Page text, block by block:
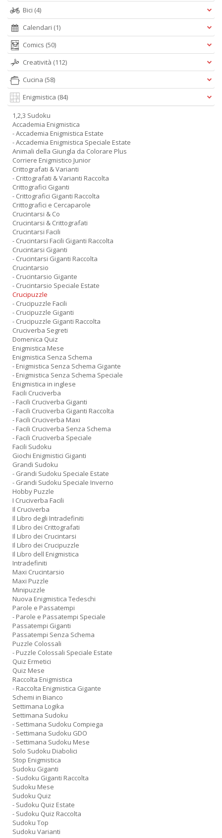
Bici (4)
Calendari (1)
Comics (50)
Creatività (112)
Cucina (58)
Enigmistica (84)
1,2,3 Sudoku
Accademia Enigmistica
- Accademia Enigmistica Estate
- Accademia Enigmistica Speciale Estate
Animali della Giungla da Colorare Plus
Corriere Enigmistico Junior
Crittografati & Varianti
- Crittografati & Varianti Raccolta
Crittografici Giganti
- Crittografici Giganti Raccolta
Crittografici e Cercaparole
Crucintarsi & Co
Crucintarsi & Crittografati
Crucintarsi Facili
- Crucintarsi Facili Giganti Raccolta
Crucintarsi Giganti
- Crucintarsi Giganti Raccolta
Crucintarsio
- Crucintarsio Gigante
- Crucintarsio Speciale Estate
Crucipuzzle
- Crucipuzzle Facili
- Crucipuzzle Giganti
- Crucipuzzle Giganti Raccolta
Cruciverba Segreti
Domenica Quiz
Enigmistica Mese
Enigmistica Senza Schema
- Enigmistica Senza Schema Gigante
- Enigmistica Senza Schema Speciale
Enigmistica in inglese
Facili Cruciverba
- Facili Cruciverba Giganti
- Facili Cruciverba Giganti Raccolta
- Facili Cruciverba Maxi
- Facili Cruciverba Senza Schema
- Facili Cruciverba Speciale
Facili Sudoku
Giochi Enigmistici Giganti
Grandi Sudoku
- Grandi Sudoku Speciale Estate
- Grandi Sudoku Speciale Inverno
Hobby Puzzle
I Cruciverba Facili
Il Cruciverba
Il Libro degli Intradefiniti
Il Libro dei Crittografati
Il Libro dei Crucintarsi
Il Libro dei Crucipuzzle
Il Libro dell Enigmistica
Intradefiniti
Maxi Crucintarsio
Maxi Puzzle
Minipuzzle
Nuova Enigmistica Tedeschi
Parole e Passatempi
- Parole e Passatempi Speciale
Passatempi Giganti
Passatempi Senza Schema
Puzzle Colossali
- Puzzle Colossali Speciale Estate
Quiz Ermetici
Quiz Mese
Raccolta Enigmistica
- Raccolta Enigmistica Gigante
Schemi in Bianco
Settimana Logika
Settimana Sudoku
- Settimana Sudoku Compiega
- Settimana Sudoku GDO
- Settimana Sudoku Mese
Solo Sudoku Diabolici
Stop Enigmistica
Sudoku Giganti
- Sudoku Giganti Raccolta
Sudoku Mese
Sudoku Quiz
- Sudoku Quiz Estate
- Sudoku Quiz Raccolta
Sudoku Top
Sudoku Varianti